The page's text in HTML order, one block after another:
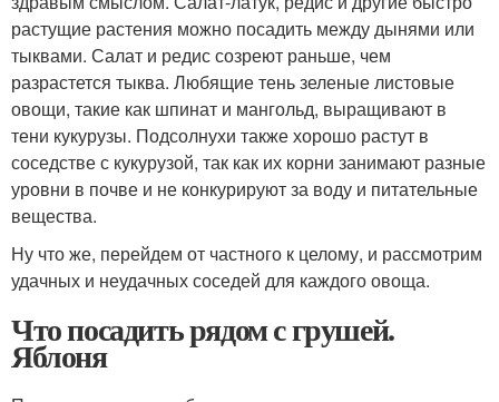
растущие растения можно посадить между дынями или
тыквами. Салат и редис созреют раньше, чем
разрастется тыква. Любящие тень зеленые листовые
овощи, такие как шпинат и мангольд, выращивают в
тени кукурузы. Подсолнухи также хорошо растут в
соседстве с кукурузой, так как их корни занимают разные
уровни в почве и не конкурируют за воду и питательные
вещества.
Ну что же, перейдем от частного к целому, и рассмотрим
удачных и неудачных соседей для каждого овоща.
Что посадить рядом с грушей.
Яблоня